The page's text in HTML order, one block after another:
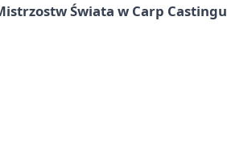
Świata w Carp Castingu